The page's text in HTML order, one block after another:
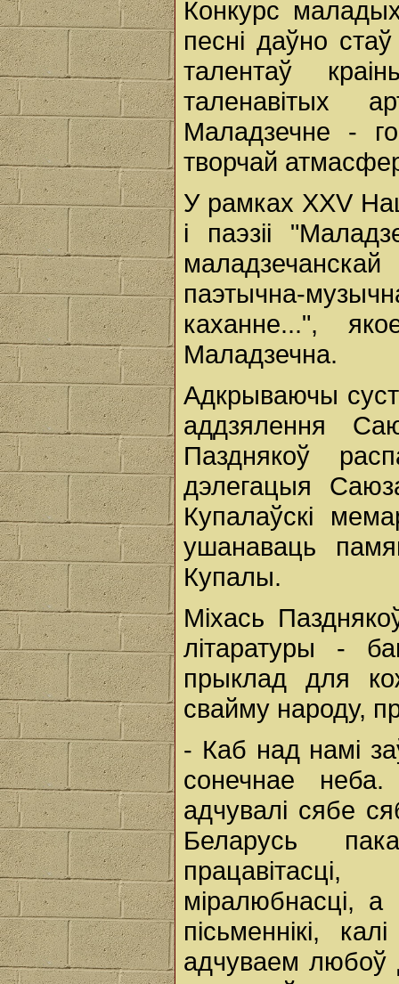
Конкурс
песні даўно
талентаў
таленавітых
Маладзечне -
творчай
У рамках XXV
і паэзіі
паэтычна-
каханне...",
Маладзечна.
Адкрываючы
аддзялення
Пазднякоў
дэлегацыя
Купалаўскі
ушанаваць
Купалы.
Міхась
літаратуры -
прыклад для
свайму народу,
- Каб над намі
сонечнае
адчувалі сябе
Беларусь
міралюбнасці,
пісьменнікі,
адчуваем любоў